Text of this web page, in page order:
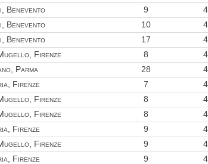
Benevento 9
Benevento 10
Benevento 17
Firenze 8
Parma 28
Firenze 7
Firenze 8
Firenze 8
Firenze 9
Firenze 9
Firenze 9